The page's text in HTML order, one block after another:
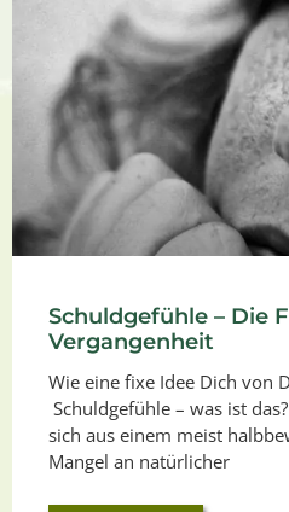
Schuldgefühle – Die
Vergangenheit
Wie eine fixe Idee Dich von
Schuldgefühle – was ist
sich aus einem meist
Mangel an natürlicher